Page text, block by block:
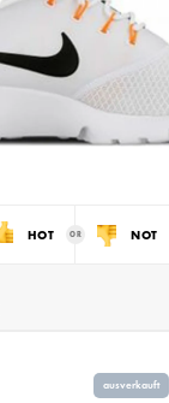
HOT NOT
ausverkauft